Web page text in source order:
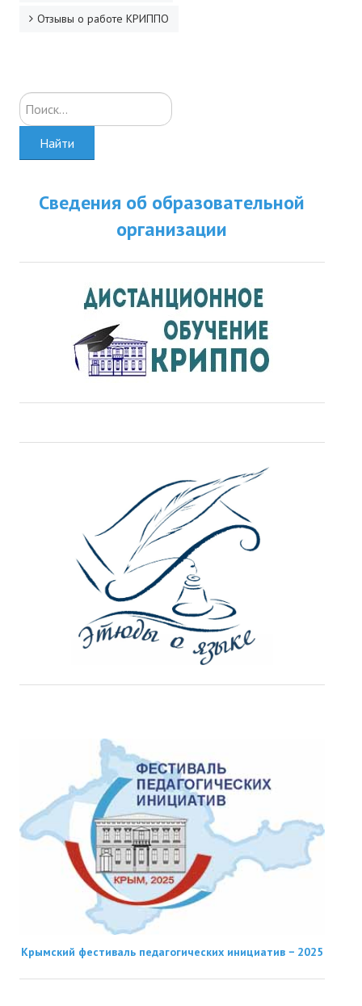
Отзывы о работе КРИППО
Искать...
Найти
Сведения об образовательной
организации
Крымский фестиваль педагогических инициатив − 2025